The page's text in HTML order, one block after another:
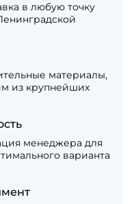
в любую точку
материалы,
из крупнейших
менеджера для
варианта